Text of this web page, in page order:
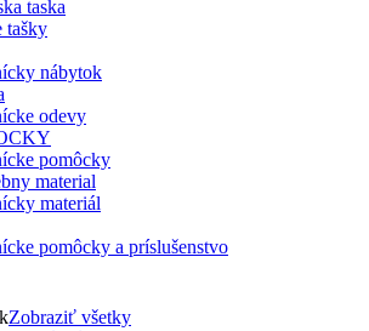
tašky
nábytok
odevy
pomôcky
materiál
pomôcky a príslušenstvo
Zobraziť všetky